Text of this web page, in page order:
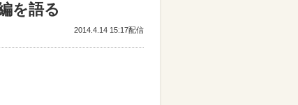
を語る
2014.4.14 15:17配信